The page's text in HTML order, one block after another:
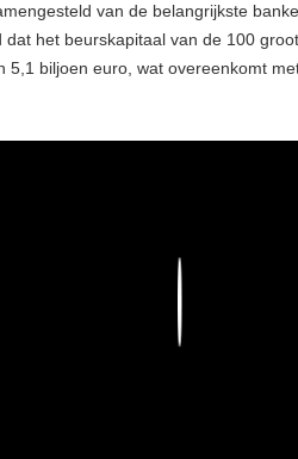
van de belangrijkste
het beurskapitaal van de 100
biljoen euro, wat overeenkomt